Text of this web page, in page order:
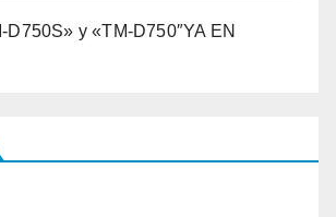
D750S» y «TM-D750″YA EN